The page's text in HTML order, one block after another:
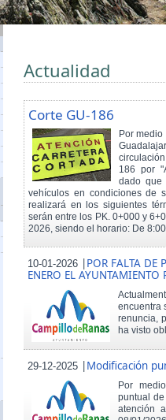
Actualidad
Corte GU-186
Por
186 por
dado que
vehículos en condiciones de
realizará en los siguientes
serán entre los PK. 0+000 y
2026, siendo el horario: De
10-01-2026 |POR FALTA DE
ENERO EL AYUNTAMIENTO
encuentra
renuncia,
ha visto
29-12-2025 |Modificación
Por
puntual
atención